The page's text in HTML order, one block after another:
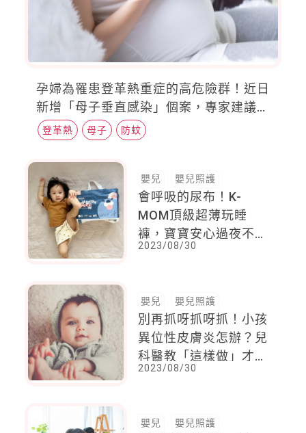
孕婦為罹患登革熱重症的高危險群！近日
新增「母子垂直感染」個案，專家建議穿
「淺色系長袖衣褲」防蚊
登革熱 母子 防蚊
嬰兒 嬰兒照護
會呼吸的尿布！K-
MOM頂級超薄玩睡
褲，寶寶安心過夜不怕
漏
2023/08/30
嬰兒 嬰兒照護
別再抓呀抓呀抓！小孩
異位性皮膚炎怎辦？兒
科醫教「這樣做」才是
正解
2023/08/30
嬰兒 嬰兒照護